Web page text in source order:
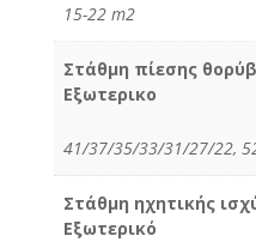
15-22 m2
Στάθμη πίεσης
Εξωτερικο
41/37/35/33/31/27/22,
Στάθμη ηχητικής
Εξωτερικό